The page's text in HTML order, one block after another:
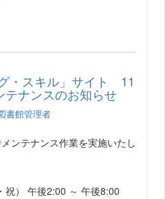
・スキル」サイト 11
テナンスのお知らせ
書館管理者
ンテナンス作業を実施いたし
） 午後2:00 ～ 午後8:00